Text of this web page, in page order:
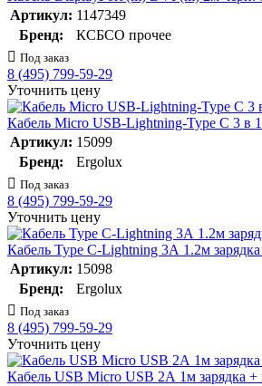
Артикул: 1147349
Бренд:
КСБСО прочее
Под заказ
8 (495) 799-59-29
Уточнить цену
Кабель Micro USB-Lightning-Type C 3 в
Артикул: 15099
Бренд:
Ergolux
Под заказ
8 (495) 799-59-29
Уточнить цену
Кабель Type C-Lightning 3А 1.2м
Артикул: 15098
Бренд:
Ergolux
Под заказ
8 (495) 799-59-29
Уточнить цену
Кабель USB Micro USB 2А 1м зарядка